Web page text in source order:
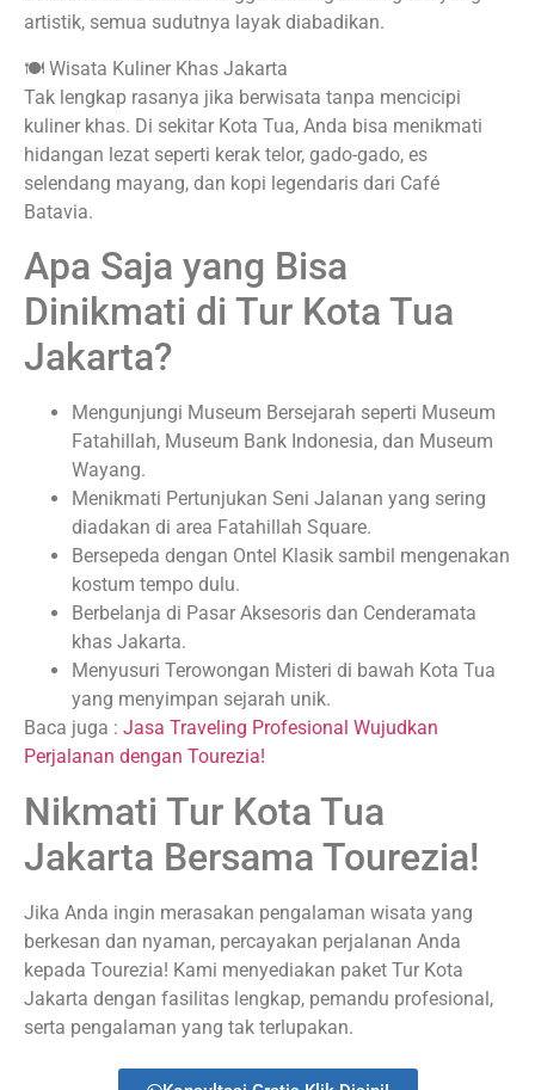
artistik, semua sudutnya layak diabadikan.
🍽 Wisata Kuliner Khas Jakarta
Tak lengkap rasanya jika berwisata tanpa mencicipi
kuliner khas. Di sekitar Kota Tua, Anda bisa menikmati
hidangan lezat seperti kerak telor, gado-gado, es
selendang mayang, dan kopi legendaris dari Café
Batavia.
Apa Saja yang Bisa
Dinikmati di Tur Kota Tua
Jakarta?
Mengunjungi Museum Bersejarah seperti Museum
Fatahillah, Museum Bank Indonesia, dan Museum
Wayang.
Menikmati Pertunjukan Seni Jalanan yang sering
diadakan di area Fatahillah Square.
Bersepeda dengan Ontel Klasik sambil mengenakan
kostum tempo dulu.
Berbelanja di Pasar Aksesoris dan Cenderamata
khas Jakarta.
Menyusuri Terowongan Misteri di bawah Kota Tua
yang menyimpan sejarah unik.
Baca juga : Jasa Traveling Profesional Wujudkan
Perjalanan dengan Tourezia!
Nikmati Tur Kota Tua
Jakarta Bersama Tourezia!
Jika Anda ingin merasakan pengalaman wisata yang
berkesan dan nyaman, percayakan perjalanan Anda
kepada Tourezia! Kami menyediakan paket Tur Kota
Jakarta dengan fasilitas lengkap, pemandu profesional,
serta pengalaman yang tak terlupakan.